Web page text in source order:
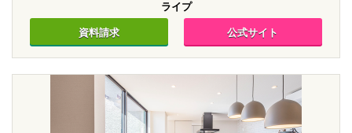
ライプ
資料請求 公式サイト